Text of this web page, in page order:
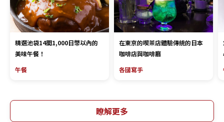
精選池袋14間1,000日幣以內的
美味午餐！
午餐
在東京的喫茶店體驗傳統的日本
咖啡店與咖啡廳
各國寫手
瞭解更多